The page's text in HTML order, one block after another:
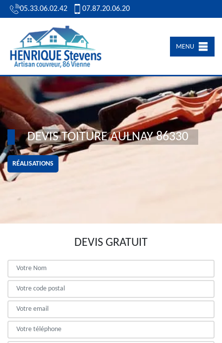
05.33.06.02.42 07.87.20.06.20
MENU
DEVIS TOITURE AULNAY 86330
RÉALISATIONS
DEVIS GRATUIT